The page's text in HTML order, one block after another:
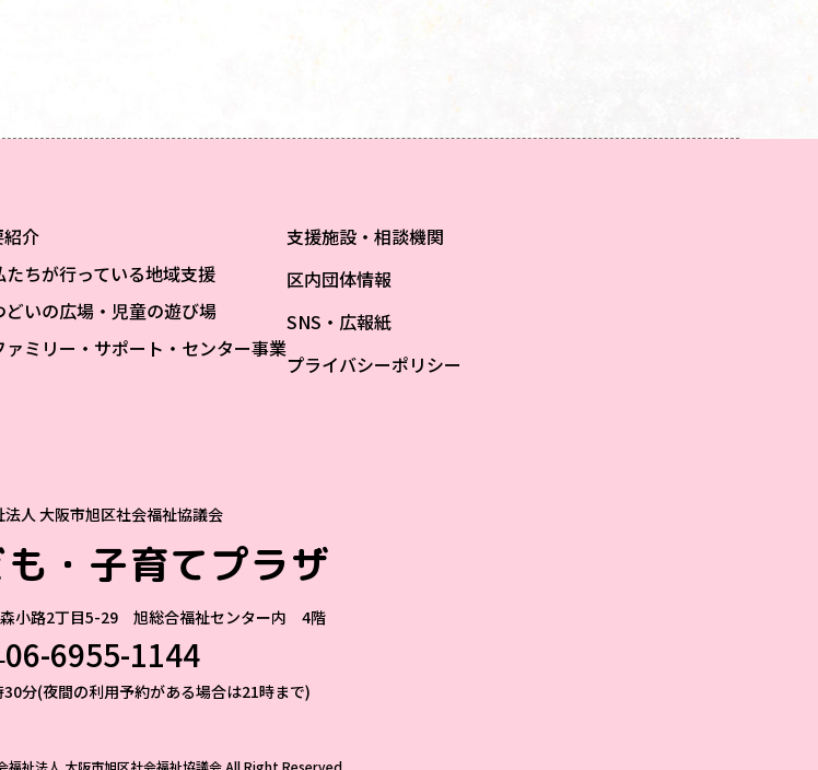
介
たちが行っている地域支援
どいの広場・児童の遊び場
ァミリー・サポート・センター事業
支援施設・相談機関
区内団体情報
SNS・広報紙
プライバシーポリシー
法人 大阪市旭区社会福祉協議会
・子育てプラザ
小路2丁目5-29 旭総合福祉センター内 4階
06-6955-1144
分(夜間の利用予約がある場合は21時まで)
祉法人 大阪市旭区社会福祉協議会All Right Reserved.